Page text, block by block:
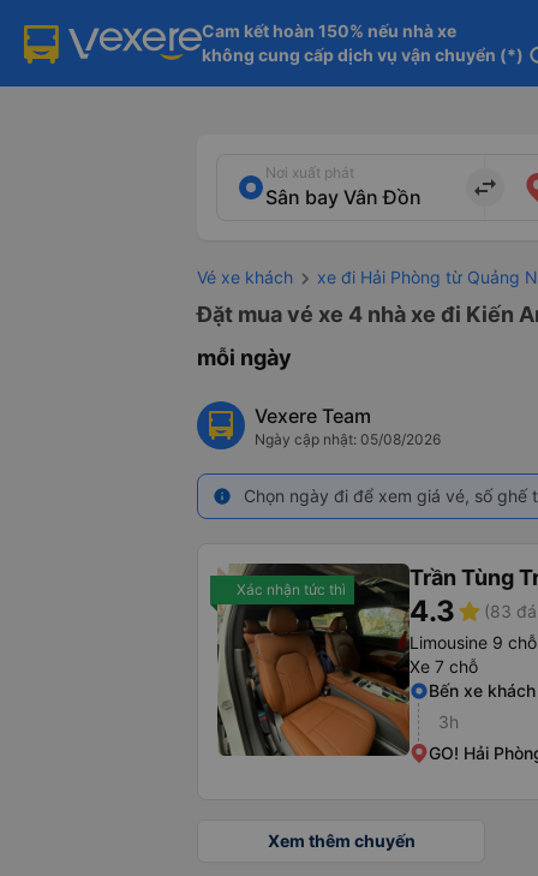
Cam kết hoàn 150% nếu nhà xe
không cung cấp dịch vụ vận chuyển (*)
Nơi xuất phát
import_export
Vé xe khách xe đi Hải Phòng từ Quảng
Đặt mua vé xe 4 nhà xe đi Kiến
mỗi ngày
Vexere Team
Ngày cập nhật: 05/08/2026
info Chọn ngày đi để xem giá vé, số
Xác nhận tức thì Trần Tùng
4.3star (83
Limousine 9 chỗ
Xe 7 chỗ
Bến xe
3h
GO! Hải
Xem thêm chuyến